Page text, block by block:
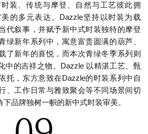
装、传统与摩登、自然与工艺彼此拥
的多元表达。Dazzle坚持以时装为载
代叙事，并赋予新中式时装独特的摩登
绿新年系列中，寓意富贵圆满的葫芦、
了新年的喜悦，而本次青绿冬季系列则
中的吉祥之物。Dazzle 以精湛工艺、甄
托，东方意致在Dazzle的时装系列中自
、工作日常与雅致聚会等不同场景间切
品牌独树一帜的新中式时装审美。